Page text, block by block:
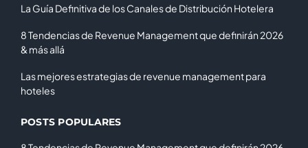
La Guía Definitiva de los Canales de Distribución Hotelera
8 Tendencias de Revenue Management que definirán 2026
& más allá
Las mejores estrategias de revenue management para
hoteles
POSTS POPULARES